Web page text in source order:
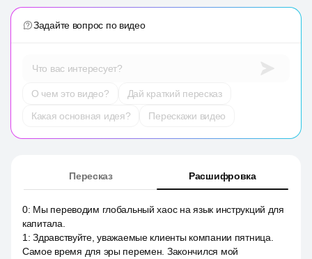
Задайте вопрос по видео
Что вас интересует?
О чем это видео?
Дай краткий пересказ
Какая основная идея?
Перескажи видео
Пересказ Расшифровка
0: Мы переводим глобальный хаос на язык инструкций для
капитала.
1 :Здравствуйте, уважаемые клиенты компании пятница.
Самое время для эры перемен. Закончился мой